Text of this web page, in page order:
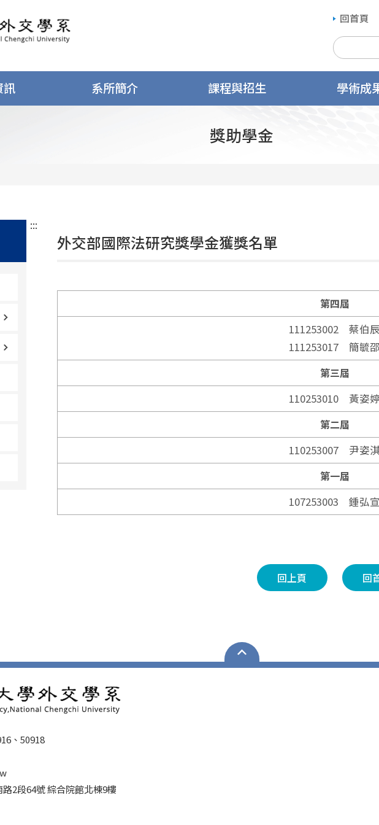
回首頁
訊 系所簡介 課程與招生 學術成
獎助學金
:::
外交部國際法研究獎學金獲獎名單
第四屆
111253002 蔡伯辰
111253017 簡毓邵
第三屆
110253010 黃姿
第二屆
110253007 尹姿
第一屆
107253003 鍾弘宣
回上頁 回
、50918
2段64號 綜合院館北棟9樓